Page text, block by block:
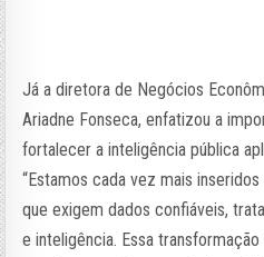
Já a diretora de Negócios
Ariadne Fonseca, enfatizou a
fortalecer a inteligência pública
“Estamos cada vez mais
que exigem dados confiáveis,
e inteligência. Essa